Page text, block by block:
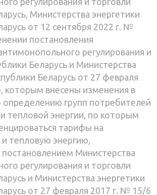
Министерства энергетики
от 12 сентября 2022 г. №
постановления
регулирования и
Беларусь и Министерства
Беларусь от 27 февраля
которым внесены изменения в
групп потребителей
тепловой энергии, по которым
тарифы на
тепловую энергию,
Министерства
регулирования и торговли
и Министерства энергетики
от 27 февраля 2017 г. № 15/6